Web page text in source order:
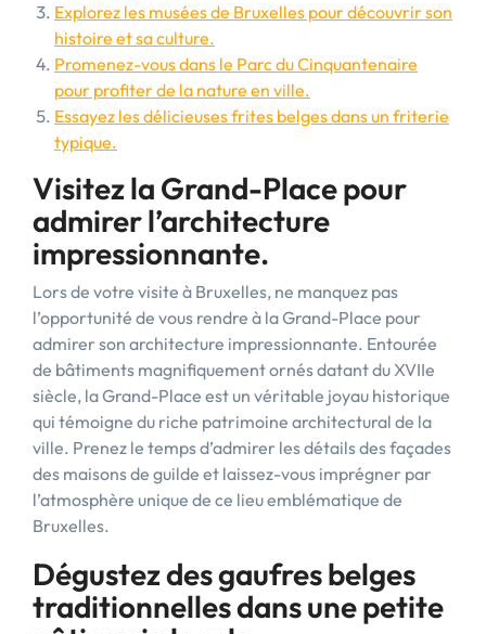
Explorez les musées de Bruxelles pour découvrir son
histoire et sa culture.
Promenez-vous dans le Parc du Cinquantenaire
pour profiter de la nature en ville.
Essayez les délicieuses frites belges dans un friterie
typique.
Visitez la Grand-Place pour
admirer l’architecture
impressionnante.
Lors de votre visite à Bruxelles, ne manquez pas
l’opportunité de vous rendre à la Grand-Place pour
admirer son architecture impressionnante. Entourée
de bâtiments magnifiquement ornés datant du XVIIe
siècle, la Grand-Place est un véritable joyau historique
qui témoigne du riche patrimoine architectural de la
ville. Prenez le temps d’admirer les détails des façades
des maisons de guilde et laissez-vous imprégner par
l’atmosphère unique de ce lieu emblématique de
Bruxelles.
Dégustez des gaufres belges
traditionnelles dans une petite